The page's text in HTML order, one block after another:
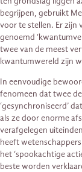
begrijpen, gebruikt
voor te stellen. Er zijn
genoemd
twee van de meest
kwantumwereld zijn
In eenvoudige
fenomeen dat twee
‘gesynchroniseerd’
als ze door enorme
verafgelegen
heeft
het ‘spookachtige
beste worden